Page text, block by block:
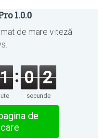
1.0.0
de mare viteză
1 0 2
secunde
de